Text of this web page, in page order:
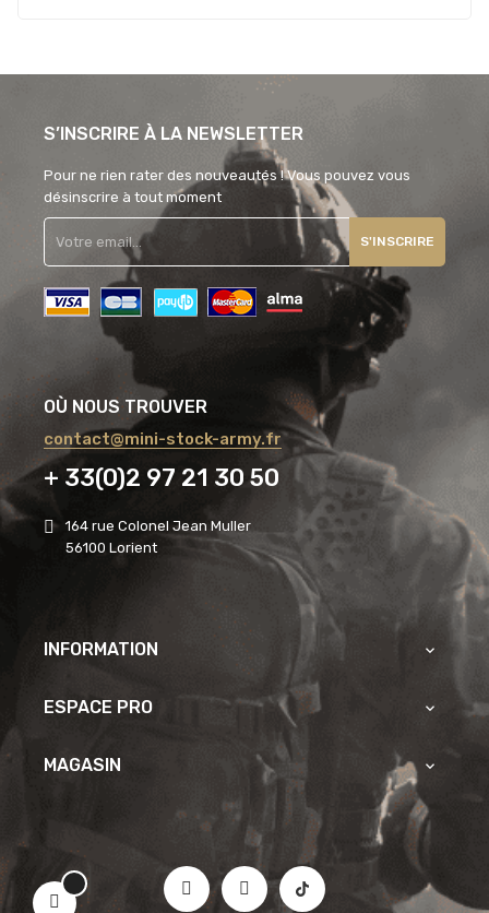
S’INSCRIRE À LA NEWSLETTER
Pour ne rien rater des nouveautés ! Vous pouvez vous
désinscrire à tout moment
S'INSCRIRE
OÙ NOUS TROUVER
contact@mini-stock-army.fr
+ 33(0)2 97 21 30 50
164 rue Colonel Jean Muller
56100 Lorient
INFORMATION 
ESPACE PRO 
MAGASIN 